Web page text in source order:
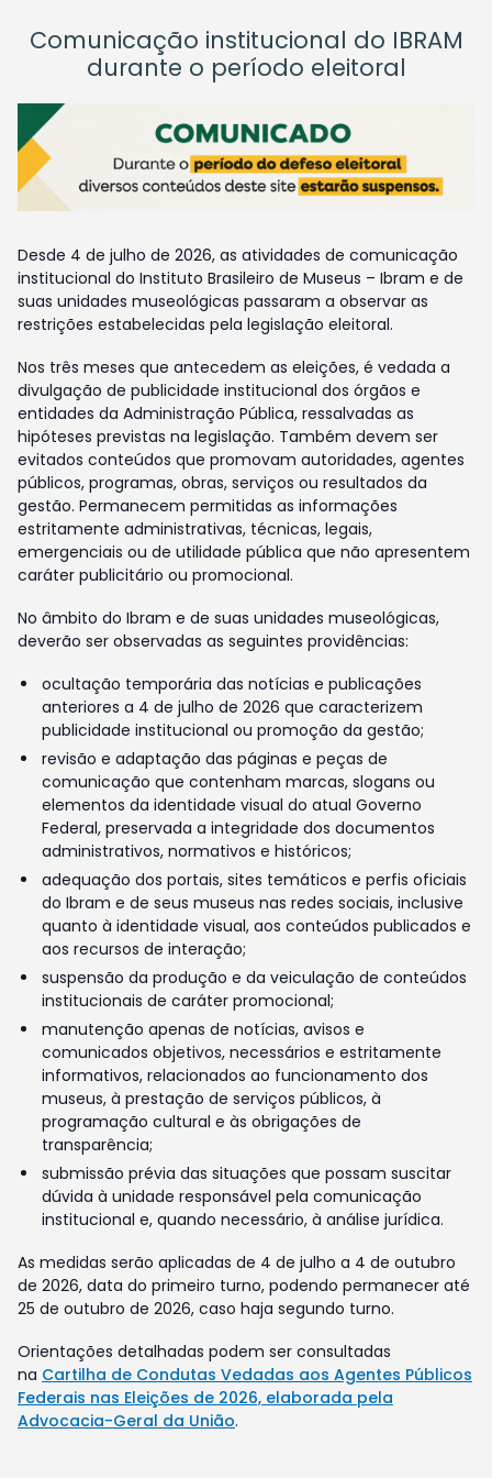
Comunicação institucional do IBRAM
durante o período eleitoral
Desde 4 de julho de 2026, as atividades de comunicação
institucional do Instituto Brasileiro de Museus – Ibram e de
suas unidades museológicas passaram a observar as
restrições estabelecidas pela legislação eleitoral.
Nos três meses que antecedem as eleições, é vedada a
divulgação de publicidade institucional dos órgãos e
entidades da Administração Pública, ressalvadas as
hipóteses previstas na legislação. Também devem ser
evitados conteúdos que promovam autoridades, agentes
públicos, programas, obras, serviços ou resultados da
gestão. Permanecem permitidas as informações
estritamente administrativas, técnicas, legais,
emergenciais ou de utilidade pública que não apresentem
caráter publicitário ou promocional.
No âmbito do Ibram e de suas unidades museológicas,
deverão ser observadas as seguintes providências:
ocultação temporária das notícias e publicações
anteriores a 4 de julho de 2026 que caracterizem
publicidade institucional ou promoção da gestão;
revisão e adaptação das páginas e peças de
comunicação que contenham marcas, slogans ou
elementos da identidade visual do atual Governo
Federal, preservada a integridade dos documentos
administrativos, normativos e históricos;
adequação dos portais, sites temáticos e perfis oficiais
do Ibram e de seus museus nas redes sociais, inclusive
quanto à identidade visual, aos conteúdos publicados e
aos recursos de interação;
suspensão da produção e da veiculação de conteúdos
institucionais de caráter promocional;
manutenção apenas de notícias, avisos e
comunicados objetivos, necessários e estritamente
informativos, relacionados ao funcionamento dos
museus, à prestação de serviços públicos, à
programação cultural e às obrigações de
transparência;
submissão prévia das situações que possam suscitar
dúvida à unidade responsável pela comunicação
institucional e, quando necessário, à análise jurídica.
As medidas serão aplicadas de 4 de julho a 4 de outubro
de 2026, data do primeiro turno, podendo permanecer até
25 de outubro de 2026, caso haja segundo turno.
Orientações detalhadas podem ser consultadas
na Cartilha de Condutas Vedadas aos Agentes Públicos
Federais nas Eleições de 2026, elaborada pela
Advocacia-Geral da União.